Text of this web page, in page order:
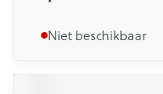
Niet beschikbaar